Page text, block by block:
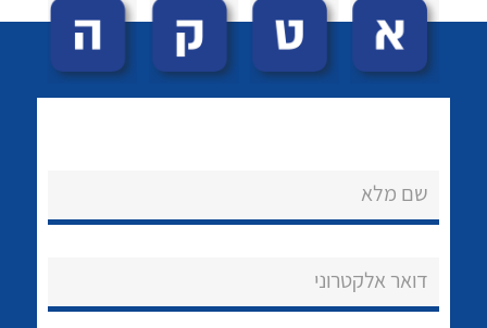
הצוות שלנו
שם מלא
דואר אלקטרוני